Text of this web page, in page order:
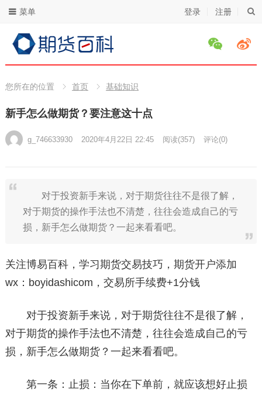
登录 注册
菜单
您所在的位置 首页 基础知识
新手怎么做期货？要注意这十点
g_746633930 2020年4月22日 22:45 阅读(357) 评论(0)
对于投资新手来说，对于期货往往不是很了解，
对于期货的操作手法也不清楚，往往会造成自己的亏
损，新手怎么做期货？一起来看看吧。
关注博易百科，学习期货交易技巧，期货开户添加
wx：boyidashicom，交易所手续费+1分钱
对于投资新手来说，对于期货往往不是很了解，
对于期货的操作手法也不清楚，往往会造成自己的亏
损，新手怎么做期货？一起来看看吧。
第一条：止损：当你在下单前，就应该想好止损